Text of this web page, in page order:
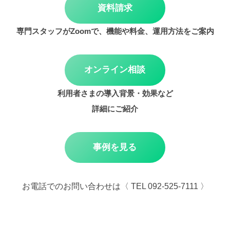
資料請求
専門スタッフがZoomで、機能や料金、運用方法をご案内
オンライン相談
利用者さまの導入背景・効果など
詳細にご紹介
事例を見る
お電話でのお問い合わせは〈 TEL 092-525-7111 〉